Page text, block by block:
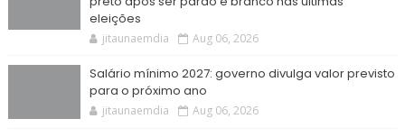
eleições
jitaunaemdia Aug 06, 2026
Salário mínimo 2027: governo divulga valor previsto
para o próximo ano
jitaunaemdia Aug 06, 2026